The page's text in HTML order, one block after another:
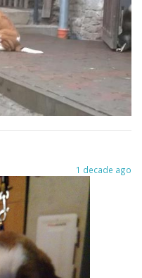
1 decade ago